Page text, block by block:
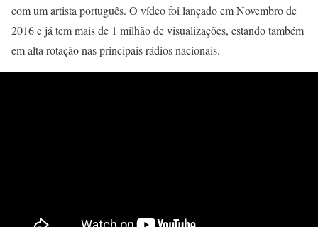
com um artista português. O vídeo foi lançado em Novembro de
2016 e já tem mais de 1 milhão de visualizações, estando também
em alta rotação nas principais rádios nacionais.